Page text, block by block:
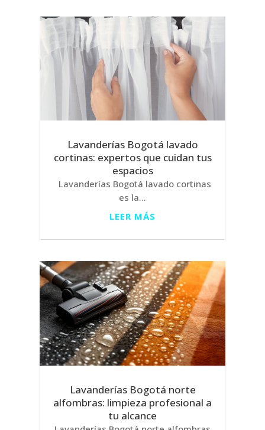
Lavanderías Bogotá lavado
cortinas: expertos que cuidan tus
espacios
Lavanderías Bogotá lavado cortinas
es la...
LEER MÁS
Lavanderías Bogotá norte
alfombras: limpieza profesional a
tu alcance